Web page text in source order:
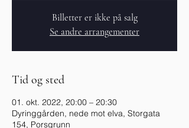
Billetter er ikke på salg
Se andre arrangementer
Tid og sted
01. okt. 2022, 20:00 – 20:30
Dyringgården, nede mot elva, Storgata
154, Porsgrunn